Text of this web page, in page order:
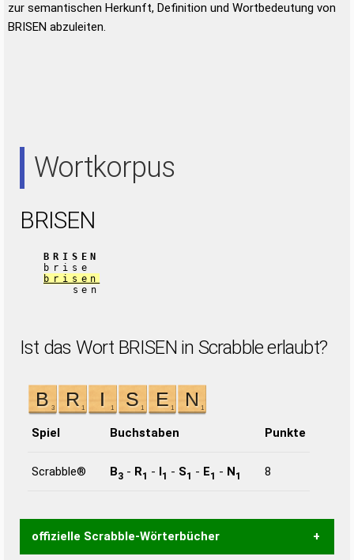
zur semantischen Herkunft, Definition und Wortbedeutung von
BRISEN abzuleiten.
Wortkorpus
BRISEN
BRISEN
brise
brisen
sen
Ist das Wort BRISEN in Scrabble erlaubt?
Spiel Buchstaben Punkte
Scrabble® B3 - R1 - I1 - S1 - E1 - N1 8
offizielle Scrabble-Wörterbücher